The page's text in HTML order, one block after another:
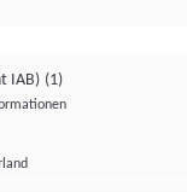
IAB) (1)